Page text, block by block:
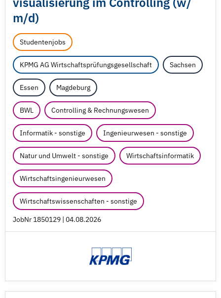
m/d)
Studentenjobs
KPMG AG Wirtschaftsprüfungsgesellschaft Sachsen
Essen Magdeburg
BWL Controlling & Rechnungswesen
Informatik - sonstige Ingenieurwesen - sonstige
Natur und Umwelt - sonstige Wirtschaftsinformatik
Wirtschaftsingenieurwesen
Wirtschaftswissenschaften - sonstige
JobNr 1850129 | 04.08.2026